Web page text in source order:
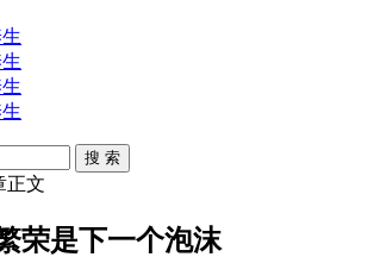
搜 索
正文
荣是下一个泡沫